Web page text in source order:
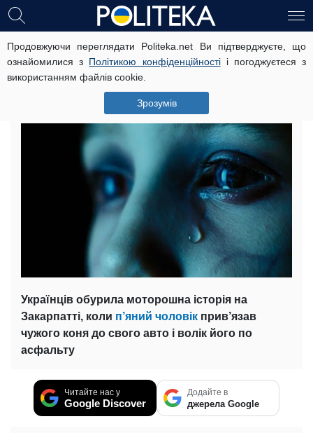
Продовжуючи переглядати Politeka.net Ви підтверджуєте, що
ознайомилися з Політикою конфіденційностіі погоджуєтеся з
використанням файлів cookie.
Зрозумів
Лісничий-кат на Закарпатті:
несподіване продовження історії,
що вразила Україну
Українців обурила моторошна історія на
Закарпатті, коли п’яний чоловік прив’язав
чужого коня до свого авто і волік його по
асфальту
Читайте нас у
Google Discover
Додайте в
джерела Google